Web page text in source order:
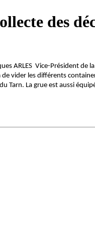
des
ARLES Vice-Président
vider les différents
Tarn. La grue est aussi